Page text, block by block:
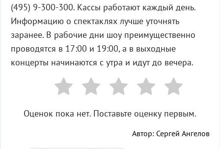
(495) 9-300-300. Кассы работают каждый день.
Информацию о спектаклях лучше уточнять
заранее. В рабочие дни шоу преимущественно
проводятся в 17:00 и 19:00, а в выходные
концерты начинаются с утра и идут до вечера.
Оценок пока нет. Поставьте оценку первым.
Автор: Сергей Ангелов